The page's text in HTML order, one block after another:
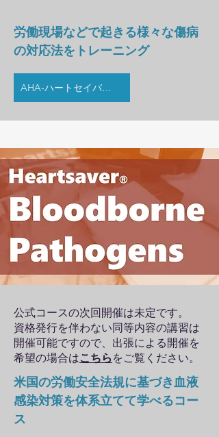
労働現場などで起きる様々な傷病
の対応法をトレーニング
AHA-ハートセイバーファーストエイド
公式コースの次回開催は​未定です。
​資格発行を伴わない同等内容の講習は
開催可能ですので、出張による開催を
希望の場合はこちら をご覧ください。​​
米国の労働安全法規に基づき​血液
感染対策を体系立てて学べるコー
ス